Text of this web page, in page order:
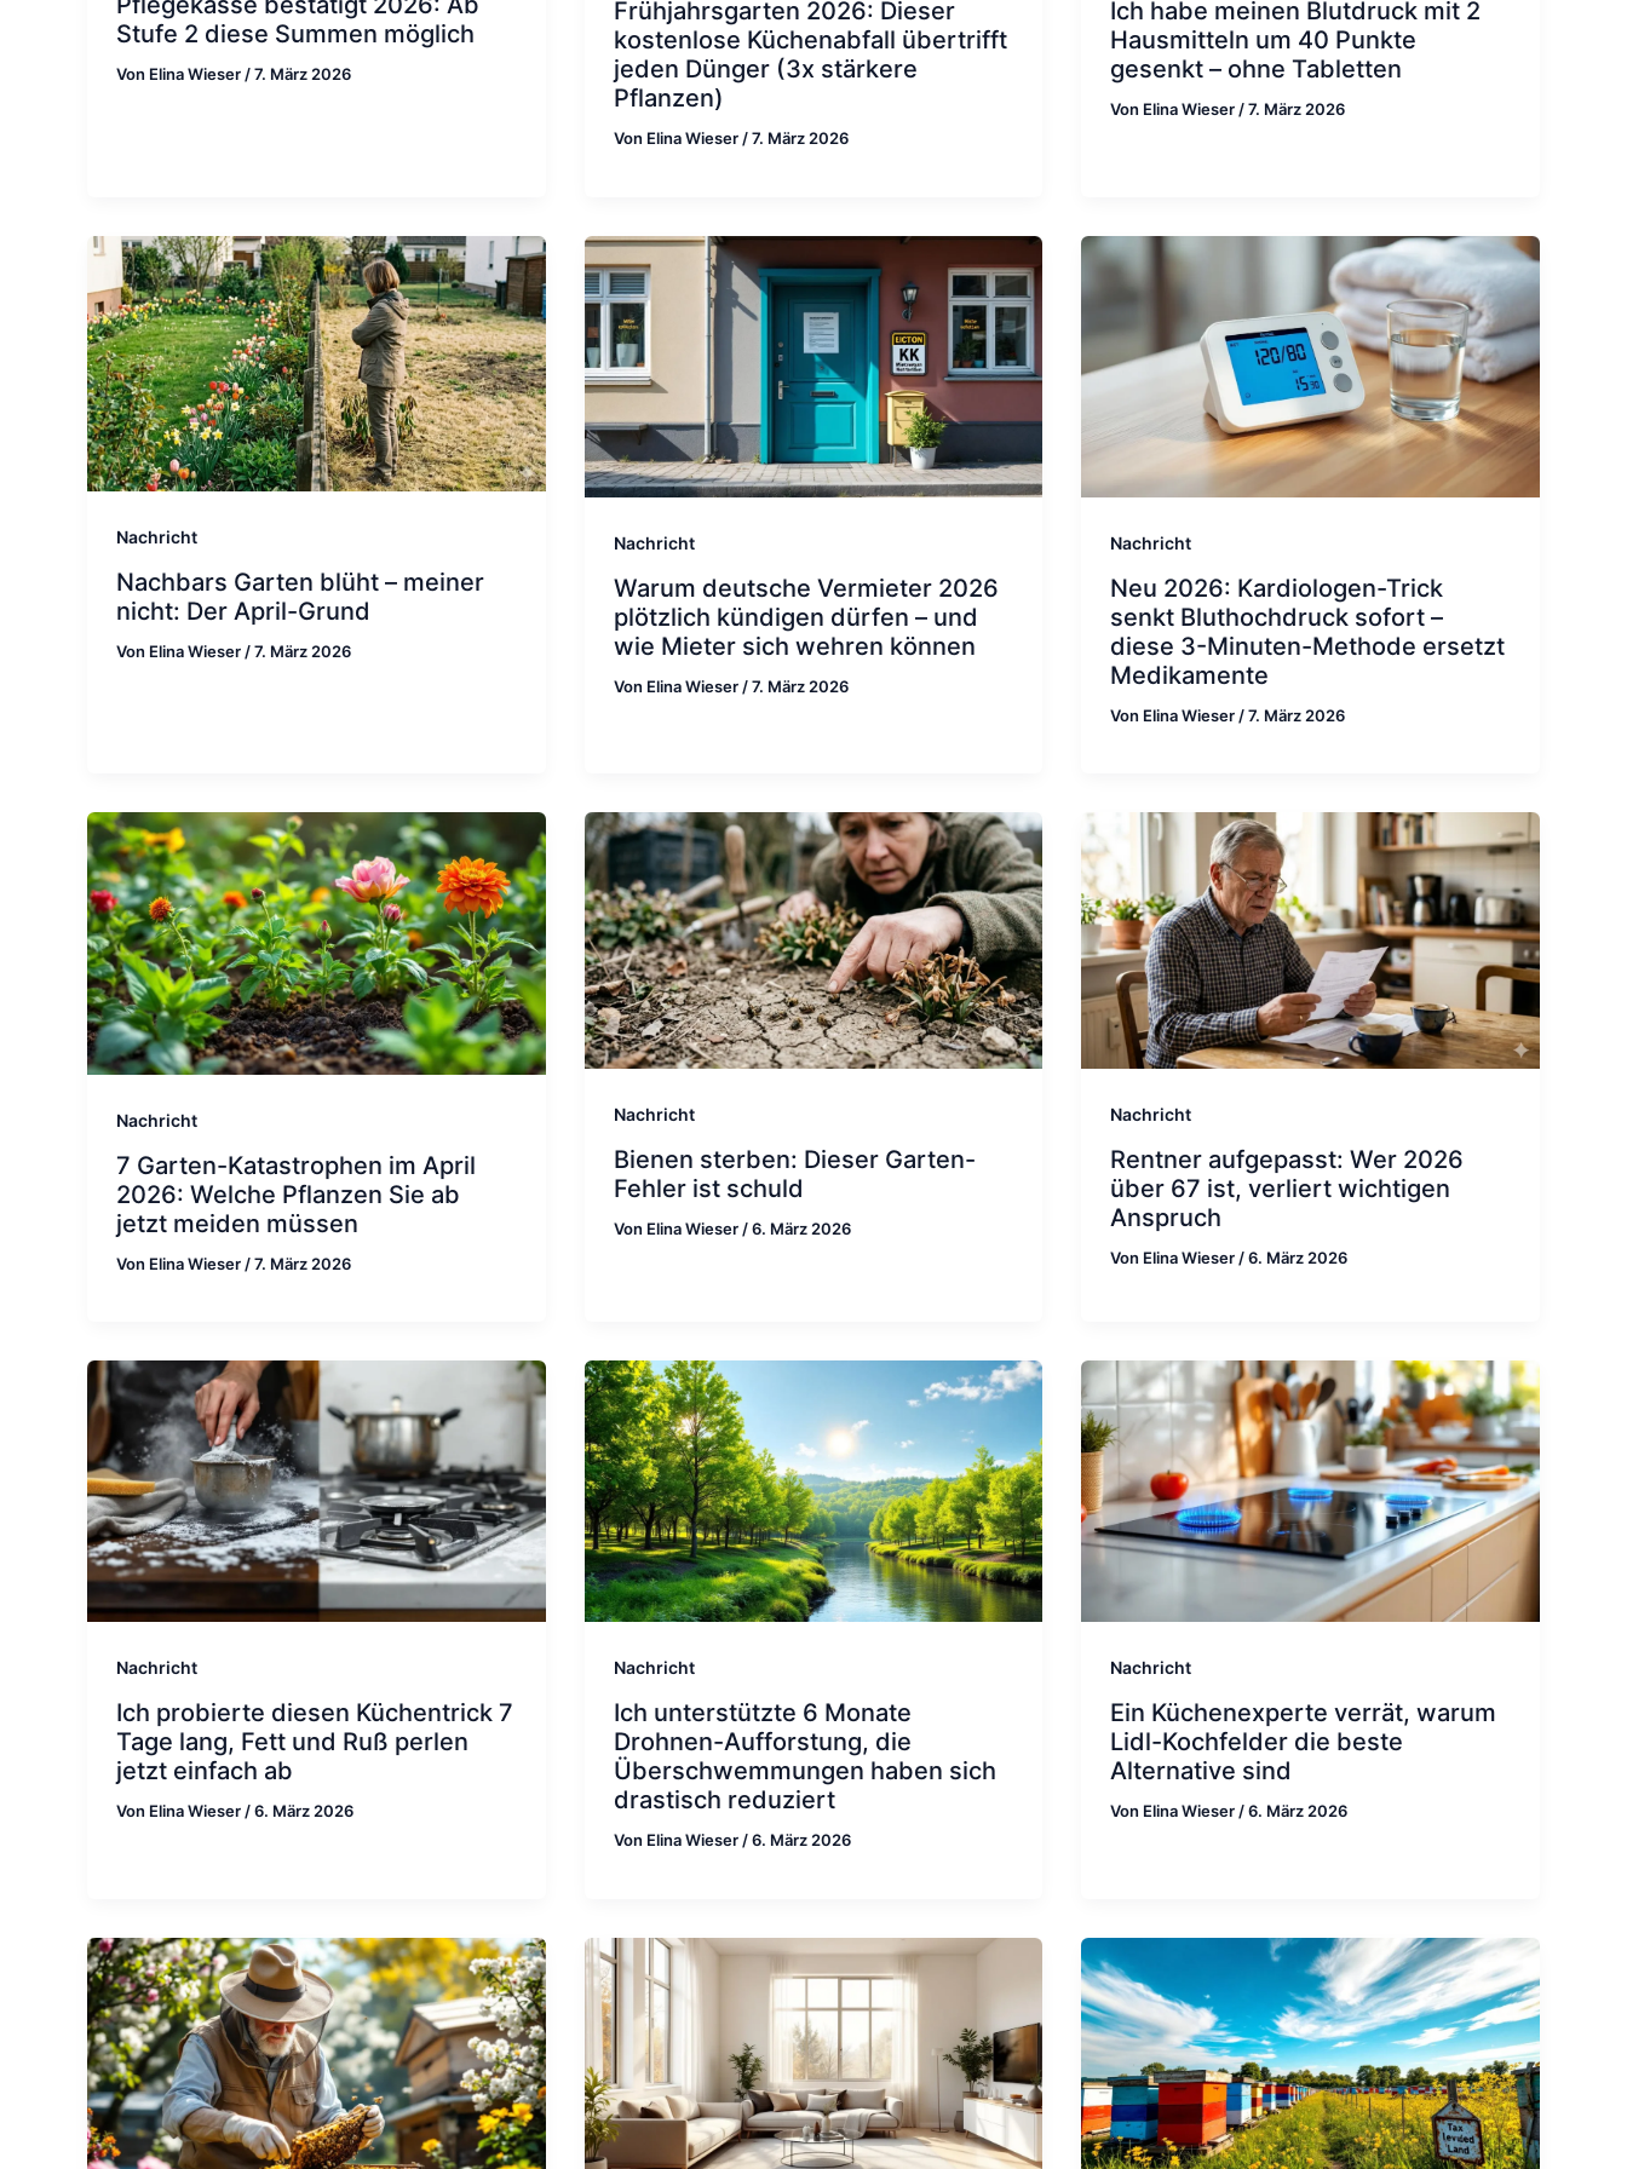
Stufe 2 diese Summen möglich
Von Elina Wieser/7. März 2026
Frühjahrsgarten 2026: Dieser
kostenlose Küchenabfall übertrifft
jeden Dünger (3x stärkere
Pflanzen)
Von Elina Wieser /7. März 2026
Ich habe meinen Blutdruck mit 2
Hausmitteln um 40 Punkte
gesenkt – ohne Tabletten
Von Elina Wieser /7. März 2026
Nachricht
Nachbars Garten blüht – meiner
nicht: Der April-Grund
Von Elina Wieser /7. März 2026
Nachricht
Warum deutsche Vermieter 2026
plötzlich kündigen dürfen – und
wie Mieter sich wehren können
Von Elina Wieser /7. März 2026
Nachricht
Neu 2026: Kardiologen-Trick
senkt Bluthochdruck sofort –
diese 3-Minuten-Methode ersetzt
Medikamente
Von Elina Wieser /7. März 2026
Nachricht
7 Garten-Katastrophen im April
2026: Welche Pflanzen Sie ab
jetzt meiden müssen
Von Elina Wieser /7. März 2026
Nachricht
Bienen sterben: Dieser Garten-
Fehler ist schuld
Von Elina Wieser /6. März 2026
Nachricht
Rentner aufgepasst: Wer 2026
über 67 ist, verliert wichtigen
Anspruch
Von Elina Wieser /6. März 2026
Nachricht
Ich probierte diesen Küchentrick 7
Tage lang, Fett und Ruß perlen
jetzt einfach ab
Von Elina Wieser/6. März 2026
Nachricht
Ich unterstützte 6 Monate
Drohnen-Aufforstung, die
Überschwemmungen haben sich
drastisch reduziert
Von Elina Wieser/6. März 2026
Nachricht
Ein Küchenexperte verrät, warum
Lidl-Kochfelder die beste
Alternative sind
Von Elina Wieser/6. März 2026